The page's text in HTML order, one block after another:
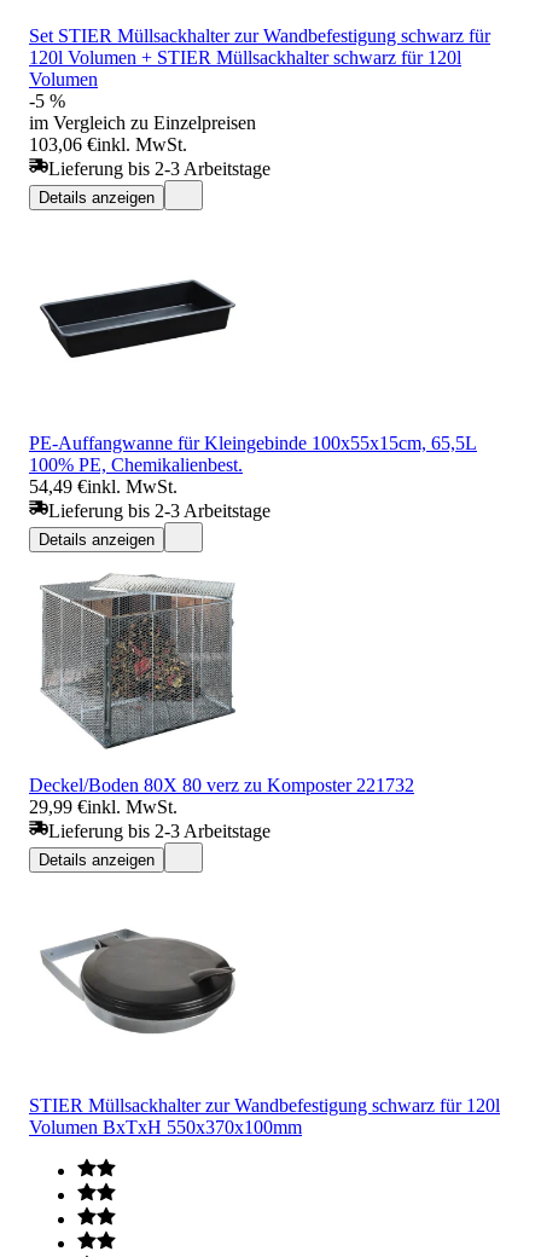
Set STIER Müllsackhalter zur Wandbefestigung schwarz für
120l Volumen + STIER Müllsackhalter schwarz für 120l
Volumen
-5 %
im Vergleich zu Einzelpreisen
103,06 €inkl. MwSt.
Lieferung bis 2-3 Arbeitstage
Details anzeigen
PE-Auffangwanne für Kleingebinde 100x55x15cm, 65,5L
100% PE, Chemikalienbest.
54,49 €inkl. MwSt.
Lieferung bis 2-3 Arbeitstage
Details anzeigen
Deckel/Boden 80X 80 verz zu Komposter 221732
29,99 €inkl. MwSt.
Lieferung bis 2-3 Arbeitstage
Details anzeigen
STIER Müllsackhalter zur Wandbefestigung schwarz für 120l
Volumen BxTxH 550x370x100mm